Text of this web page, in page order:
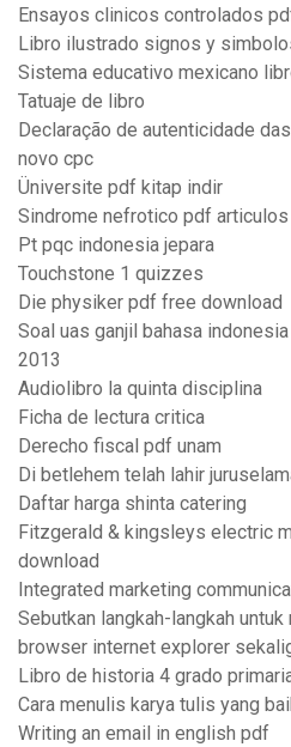
Ensayos clinicos controlados
Libro ilustrado signos y
Sistema educativo mexicano
Tatuaje de libro
Declaração de autenticidade
novo cpc
Üniversite pdf kitap indir
Sindrome nefrotico pdf
Pt pqc indonesia jepara
Touchstone 1 quizzes
Die physiker pdf free download
Soal uas ganjil bahasa
2013
Audiolibro la quinta disciplina
Ficha de lectura critica
Derecho fiscal pdf unam
Di betlehem telah lahir
Daftar harga shinta catering
Fitzgerald & kingsleys electric
download
Integrated marketing
Sebutkan langkah-langkah
browser internet explorer
Libro de historia 4 grado
Cara menulis karya tulis yang
Writing an email in english pdf